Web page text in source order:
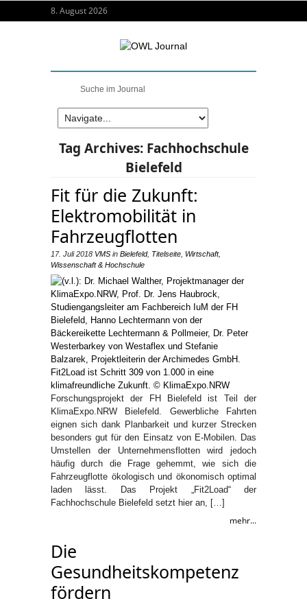
8. August 2026
Tag Archives: Fachhochschule
Bielefeld
Fit für die Zukunft:
Elektromobilität in
Fahrzeugflotten
17. Juli 2018 VMS in Bielefeld, Titelseite Wirtschaft,
Wissenschaft & Hochschule
Forschungsprojekt der FH Bielefeld ist Teil der
KlimaExpo.NRW Bielefeld. Gewerbliche Fahrten
eignen sich dank Planbarkeit und kurzer Strecken
besonders gut für den Einsatz von E-Mobilen. Das
Umstellen der Unternehmensflotten wird jedoch
häufig durch die Frage gehemmt, wie sich die
Fahrzeugflotte ökologisch und ökonomisch optimal
laden lässt. Das Projekt „Fit2Load“ der
Fachhochschule Bielefeld setzt hier an, […]
mehr...
Die
Gesundheitskompetenz
fördern